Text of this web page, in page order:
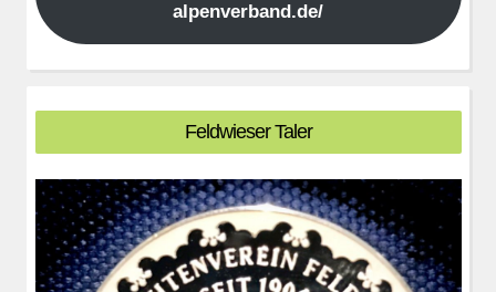
alpenverband.de/
Feldwieser Taler